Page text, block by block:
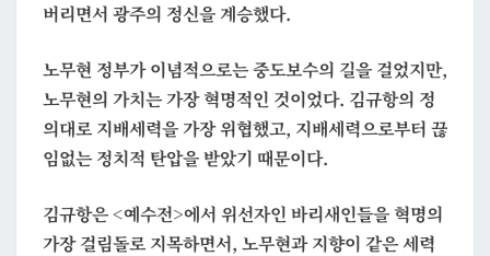
버리면서 광주의 정신을 계승했다.
노무현 정부가 이념적으로는 중도보수의 길을 걸었지만,
노무현의 가치는 가장 혁명적인 것이었다. 김규항의 정
의대로 지배세력을 가장 위협했고, 지배세력으로부터 끊
임없는 정치적 탄압을 받았기 때문이다.
김규항은 <예수전>에서 위선자인 바리새인들을 혁명의
가장 걸림돌로 지목하면서, 노무현과 지향이 같은 세력